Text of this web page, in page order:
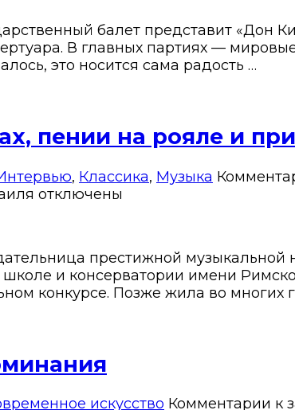
балет представит «Дон
В главных партиях —
это носится сама радость …
пении на рояле и
, Классика, Музыка
отключены
престижной музыкальной
и консерватории имени
конкурсе. Позже жила во
искусство Комментарии к